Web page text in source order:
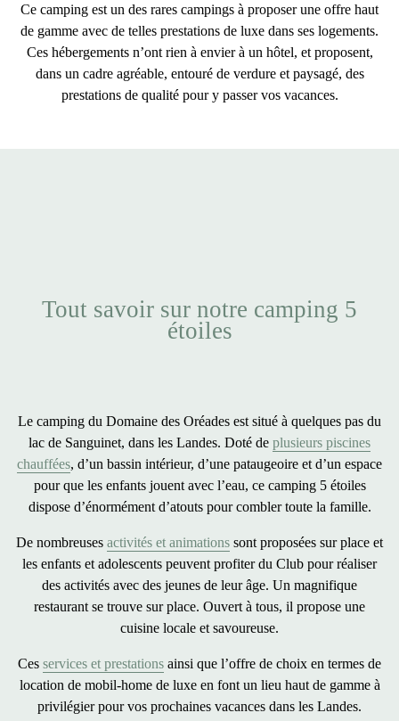
Ce camping est un des rares campings à proposer une offre haut
de gamme avec de telles prestations de luxe dans ses logements.
Ces hébergements n’ont rien à envier à un hôtel, et proposent,
dans un cadre agréable, entouré de verdure et paysagé, des
prestations de qualitépour y passer vos vacances.
Tout savoir sur notre camping 5
étoiles
Le camping du Domaine des Oréades est situé à quelques pas du
lac de Sanguinet, dans les Landes. Doté de plusieurs piscines
chauffées, d’un bassin intérieur, d’une pataugeoire et d’un espace
pour que les enfants jouent avec l’eau, ce camping 5 étoiles
dispose d’énormément d’atouts pour combler toute la famille.
De nombreuses activités et animations sont proposées sur place et
les enfants et adolescents peuvent profiter du Club pour réaliser
des activités avec des jeunes de leur âge. Un magnifique
restaurant se trouve sur place. Ouvert à tous, il propose une
cuisine locale et savoureuse.
Ces services et prestations ainsi que l’offre de choix en termes de
location de mobil-home de luxe en font un lieu haut de gamme à
privilégier pour vos prochaines vacances dans les Landes.